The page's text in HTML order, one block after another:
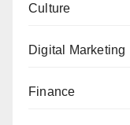
Culture
Digital Marketing
Finance